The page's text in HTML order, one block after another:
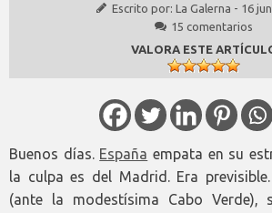
Escrito por: La Galerna - 16
15 comentarios
VALORA ESTE
Buenos días. España empata en su
la culpa es del Madrid. Era
(ante la modestísima Cabo Verde),